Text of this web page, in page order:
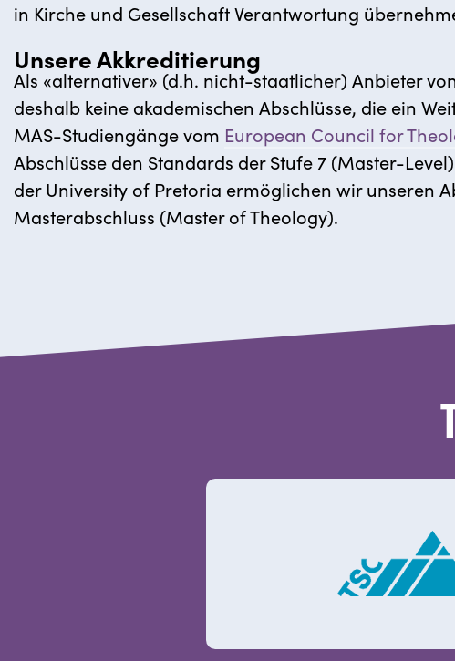
in Kirche und Gesellschaft Verantwortung
Unsere Akkreditierung
Als «alternativer» (d.h. nicht-staatlicher) Anbieter
deshalb keine akademischen Abschlüsse, die ein
MAS-Studiengänge vom European Council for
Abschlüsse den Standards der Stufe 7 (Master-
der University of Pretoria ermöglichen wir unseren
Masterabschluss (Master of Theology).